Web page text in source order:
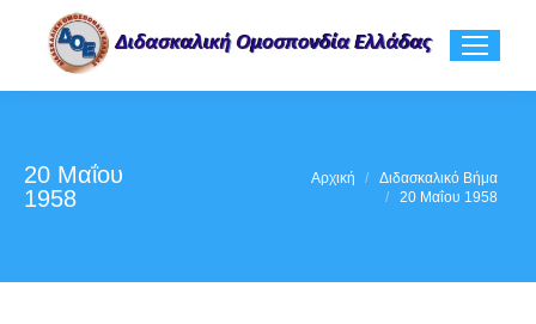
20 Μαΐου
1958
Αρχική
Διδασκαλικό Βήμα
20 Μαΐου 1958